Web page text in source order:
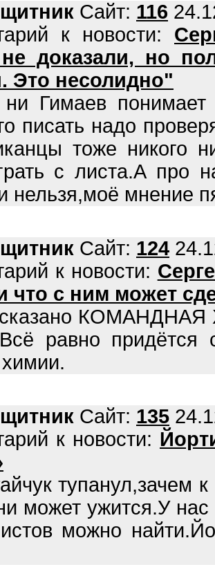
Сайт: 116
к новости:
доказали, но
Это несолидно"
ни Гимаев
писать надо
тоже никого
с листа.А про
нельзя,моё мнение
Сайт: 124
к новости:
что с ним может
равно придётся
Сайт: 135
к новости:
тупанул,зачем
может ужится.У
можно